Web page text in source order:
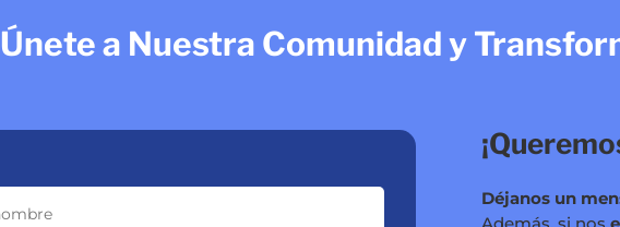
Únete a Nuestra Comunidad y
Déjanos un
Además, si nos